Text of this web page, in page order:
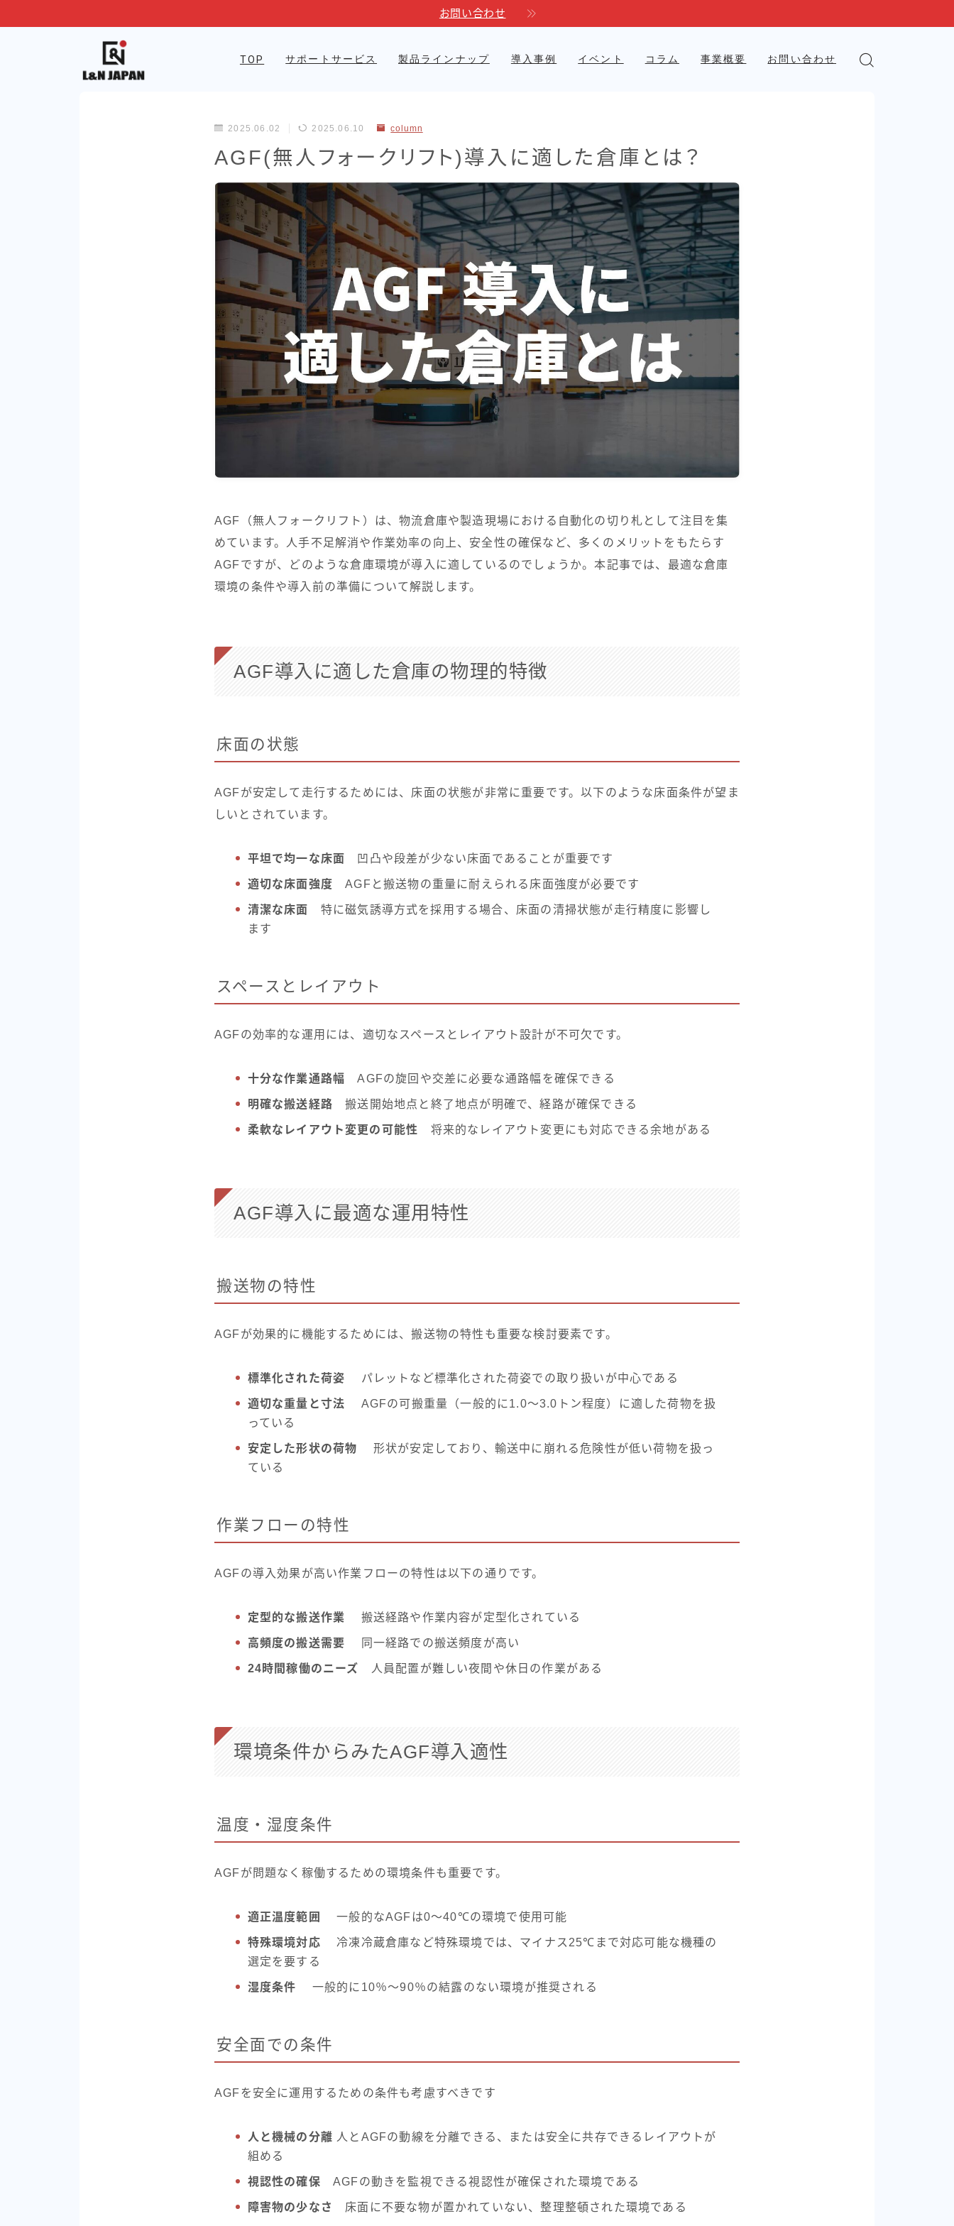
お問い合わせ
TOP サポートサービス 製品ラインナップ
Linkores AGF
Linkores AGF スタッカ
ー
Linkores AGF 水平搬送
モデル
Linkores AGF CBD20H
シャトルラックシステム
標準型シャトル
重量型シャトル
薄型シャトル
AMR (自律走行搬送ロボッ
TransPallet
導入事例
衣類品製造
イベント コラム 事業概要 お問い合わせ
2025.06.02 2025.06.10 column
AGF(無人フォークリフト)導入に適した倉庫とは？
AGF（無人フォークリフト）は、物流倉庫や製造現場における自動化の切り札として注目を集
めています。人手不足解消や作業効率の向上、安全性の確保など、多くのメリットをもたらす
AGFですが、どのような倉庫環境が導入に適しているのでしょうか。本記事では、最適な倉庫
環境の条件や導入前の準備について解説します。
AGF導入に適した倉庫の物理的特徴
床面の状態
AGFが安定して走行するためには、床面の状態が非常に重要です。以下のような床面条件が望ま
しいとされています。
平坦で均一な床面 凹凸や段差が少ない床面であることが重要です
適切な床面強度 AGFと搬送物の重量に耐えられる床面強度が必要です
清潔な床面 特に磁気誘導方式を採用する場合、床面の清掃状態が走行精度に影響し
ます
スペースとレイアウト
AGFの効率的な運用には、適切なスペースとレイアウト設計が不可欠です。
十分な作業通路幅 AGFの旋回や交差に必要な通路幅を確保できる
明確な搬送経路 搬送開始地点と終了地点が明確で、経路が確保できる
柔軟なレイアウト変更の可能性 将来的なレイアウト変更にも対応できる余地がある
AGF導入に最適な運用特性
搬送物の特性
AGFが効果的に機能するためには、搬送物の特性も重要な検討要素です。
標準化された荷姿 パレットなど標準化された荷姿での取り扱いが中心である
適切な重量と寸法 AGFの可搬重量（一般的に1.0〜3.0トン程度）に適した荷物を扱
っている
安定した形状の荷物 形状が安定しており、輸送中に崩れる危険性が低い荷物を扱っ
ている
作業フローの特性
AGFの導入効果が高い作業フローの特性は以下の通りです。
定型的な搬送作業 搬送経路や作業内容が定型化されている
高頻度の搬送需要 同一経路での搬送頻度が高い
24時間稼働のニーズ 人員配置が難しい夜間や休日の作業がある
環境条件からみたAGF導入適性
温度・湿度条件
AGFが問題なく稼働するための環境条件も重要です。
適正温度範囲 一般的なAGFは0〜40℃の環境で使用可能
特殊環境対応 冷凍冷蔵倉庫など特殊環境では、マイナス25℃まで対応可能な機種の
選定を要する
湿度条件 一般的に10％～90％の結露のない環境が推奨される
安全面での条件
AGFを安全に運用するための条件も考慮すべきです
人と機械の分離 人とAGFの動線を分離できる、または安全に共存できるレイアウトが
組める
視認性の確保 AGFの動きを監視できる視認性が確保された環境である
障害物の少なさ 床面に不要な物が置かれていない、整理整頓された環境である